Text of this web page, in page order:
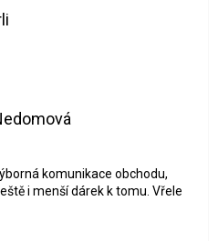
je 5 z 5 hvězdiček.
je 5 z 5 hvězdiček.
komunikace obchodu,
i menší dárek k tomu. Vřele